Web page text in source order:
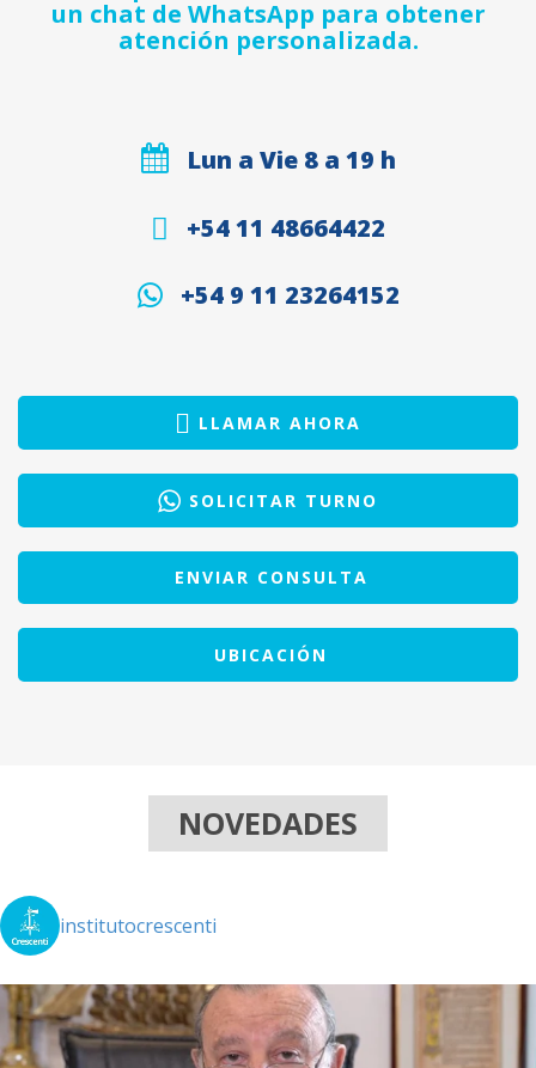
un chat de WhatsApp para obtener
atención personalizada.
Lun a Vie 8 a 19 h
+54 11 48664422
+54 9 11 23264152
LLAMAR AHORA
SOLICITAR TURNO
ENVIAR CONSULTA
UBICACIÓN
NOVEDADES
institutocrescenti